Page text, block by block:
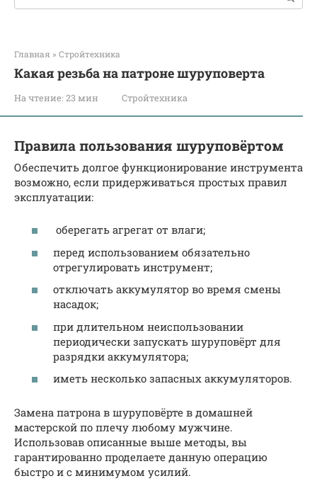
Главная » Стройтехника
Какая резьба на патроне шуруповерта
На чтение: 23 мин Стройтехника
Правила пользования шуруповёртом
Обеспечить долгое функционирование инструмента
возможно, если придерживаться простых правил
эксплуатации:
оберегать агрегат от влаги;
перед использованием обязательно
отрегулировать инструмент;
отключать аккумулятор во время смены
насадок;
при длительном неиспользовании
периодически запускать шуруповёрт для
разрядки аккумулятора;
иметь несколько запасных аккумуляторов.
Замена патрона в шуруповёрте в домашней
мастерской по плечу любому мужчине.
Использовав описанные выше методы, вы
гарантированно проделаете данную операцию
быстро и с минимумом усилий.